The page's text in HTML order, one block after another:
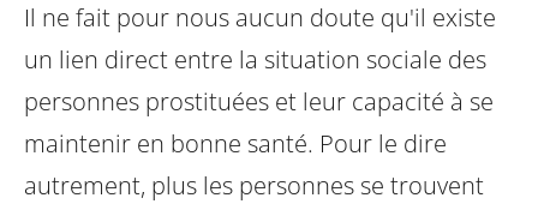
Il ne fait pour nous aucun doute qu'il existe
un lien direct entre la situation sociale des
personnes prostituées et leur capacité à se
maintenir en bonne santé. Pour le dire
autrement, plus les personnes se trouvent